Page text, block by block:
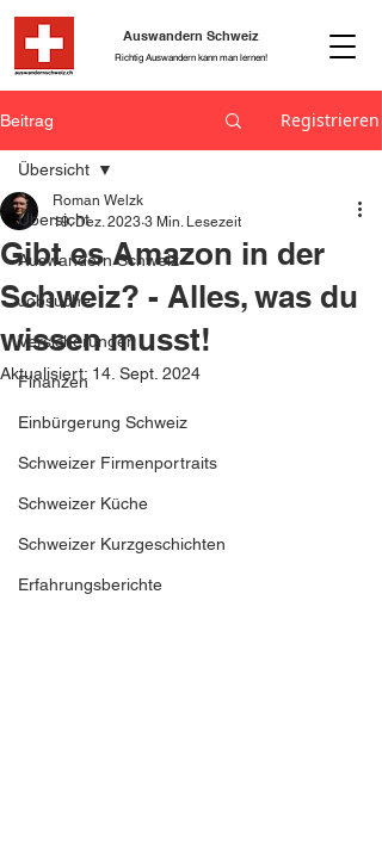
Richtig Auswandern kann man lernen!
Auswandern Schweiz
Beitrag Registrieren
Übersicht
Auswandern Schweiz
Jobsuche
Versicherungen
Finanzen
Einbürgerung Schweiz
Schweizer Firmenportraits
Schweizer Küche
Schweizer Kurzgeschichten
Erfahrungsberichte
Übersicht
Gibt es Amazon in der
Schweiz? - Alles, was du
wissen musst!
Roman Welzk
19. Dez. 2023 3 Min. Lesezeit
Aktualisiert: 14. Sept. 2024